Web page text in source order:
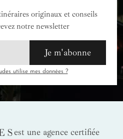
originaux et conseils
notre newsletter
Je m'abonne
utilise mes données ?
est une agence certifiée